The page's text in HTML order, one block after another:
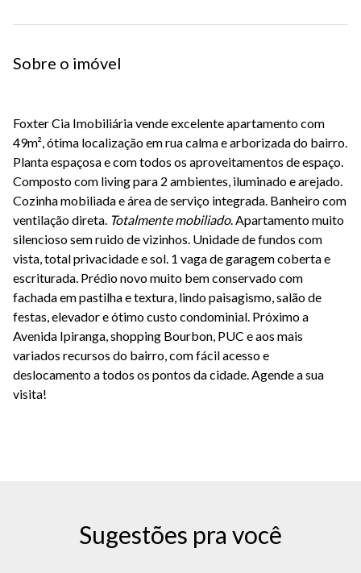
Sobre o imóvel
Foxter Cia Imobiliária vende excelente apartamento com
49m², ótima localização em rua calma e arborizada do bairro.
Planta espaçosa e com todos os aproveitamentos de espaço.
Composto com living para 2 ambientes, iluminado e arejado.
Cozinha mobiliada e área de serviço integrada. Banheiro com
ventilação direta. Totalmente mobiliado. Apartamento muito
silencioso sem ruido de vizinhos. Unidade de fundos com
vista, total privacidade e sol. 1 vaga de garagem coberta e
escriturada. Prédio novo muito bem conservado com
fachada em pastilha e textura, lindo paisagismo, salão de
festas, elevador e ótimo custo condominial. Próximo a
Avenida Ipiranga, shopping Bourbon, PUC e aos mais
variados recursos do bairro, com fácil acesso e
deslocamento a todos os pontos da cidade. Agende a sua
visita!
Sugestões pra você